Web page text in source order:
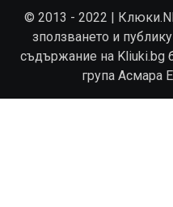
© 2013 - 2022 |
зползването и
съдържание на Kliuki.bg
група Асмара